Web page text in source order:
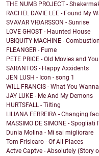
THE NUMB PROJECT -
RACHEL DAVIE LEE - Found My
SVAVAR VIÐARSSON - Sunrise
LOVE GHOST - Haunted House
UBIQUITY MACHINE -
FLEANGER - Fume
PETE PRICE - Old Movies and You
SARANTOS - Happy Axxidents
JEN LUSH - Icon - song 1
WILL FRANCIS - What You
JAY LUKE - Me And My Demons
HURTSFALL - Tilting
LILIANA FERREIRA - Changing
MASSIMO DE SIMONE - Spogliati
Dunia Molina - Mi sai migliorare
Tom Frisicaro - Of All Places
Actve Captve - Absolutely (Story